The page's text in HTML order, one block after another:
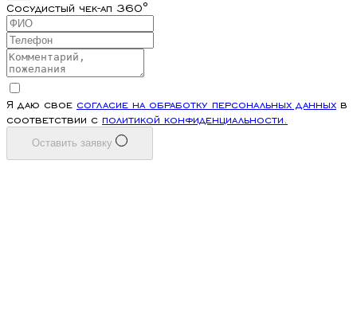
Сосудистый чек-ап 360°
Я даю свое согласие на обработку персональных данных в
соответствии с политикой конфиденциальности.
Оставить заявку